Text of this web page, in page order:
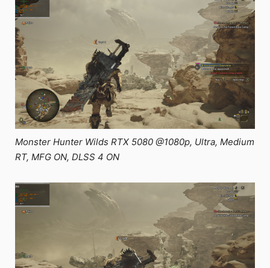
Monster Hunter Wilds RTX 5080 @1080p, Ultra, Medium
RT, MFG ON, DLSS 4 ON